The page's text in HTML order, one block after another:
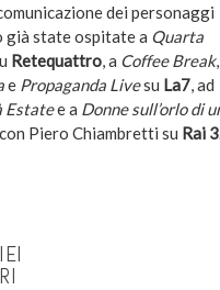
dei personaggi
già state ospitate a Quarta
Retequattro, a Coffee Break,
e Propaganda Livesu La7, ad
Estatee a Donne sull’orlo di
Piero Chiambretti su Rai 3